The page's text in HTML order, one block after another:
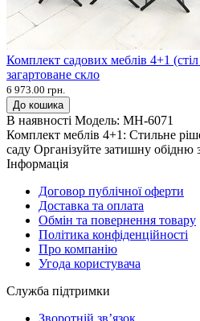
Комплект садових меблів 4+1 (стіл
загартоване скло
6 973.00 грн.
До кошика
В наявності Модель: MH-6071
Комплект меблів 4+1: Стильне
саду Організуйте затишну обідню
Інформація
Договор публічної оферти
Доставка та оплата
Обмін та повернення товару
Політика конфіденційності
Про компанію
Угода користувача
Служба підтримки
Зворотній зв’язок